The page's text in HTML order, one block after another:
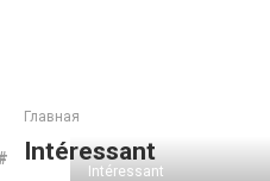
Главная
Intéressant
Intéressant